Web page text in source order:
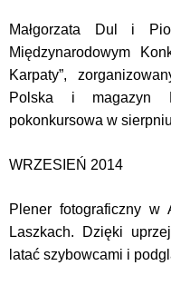
Małgorzata Dul i
Międzynarodowym
Karpaty”,
Polska i magazyn
pokonkursowa w
WRZESIEŃ 2014
Plener fotograficzny w
Laszkach. Dzięki
latać szybowcami i